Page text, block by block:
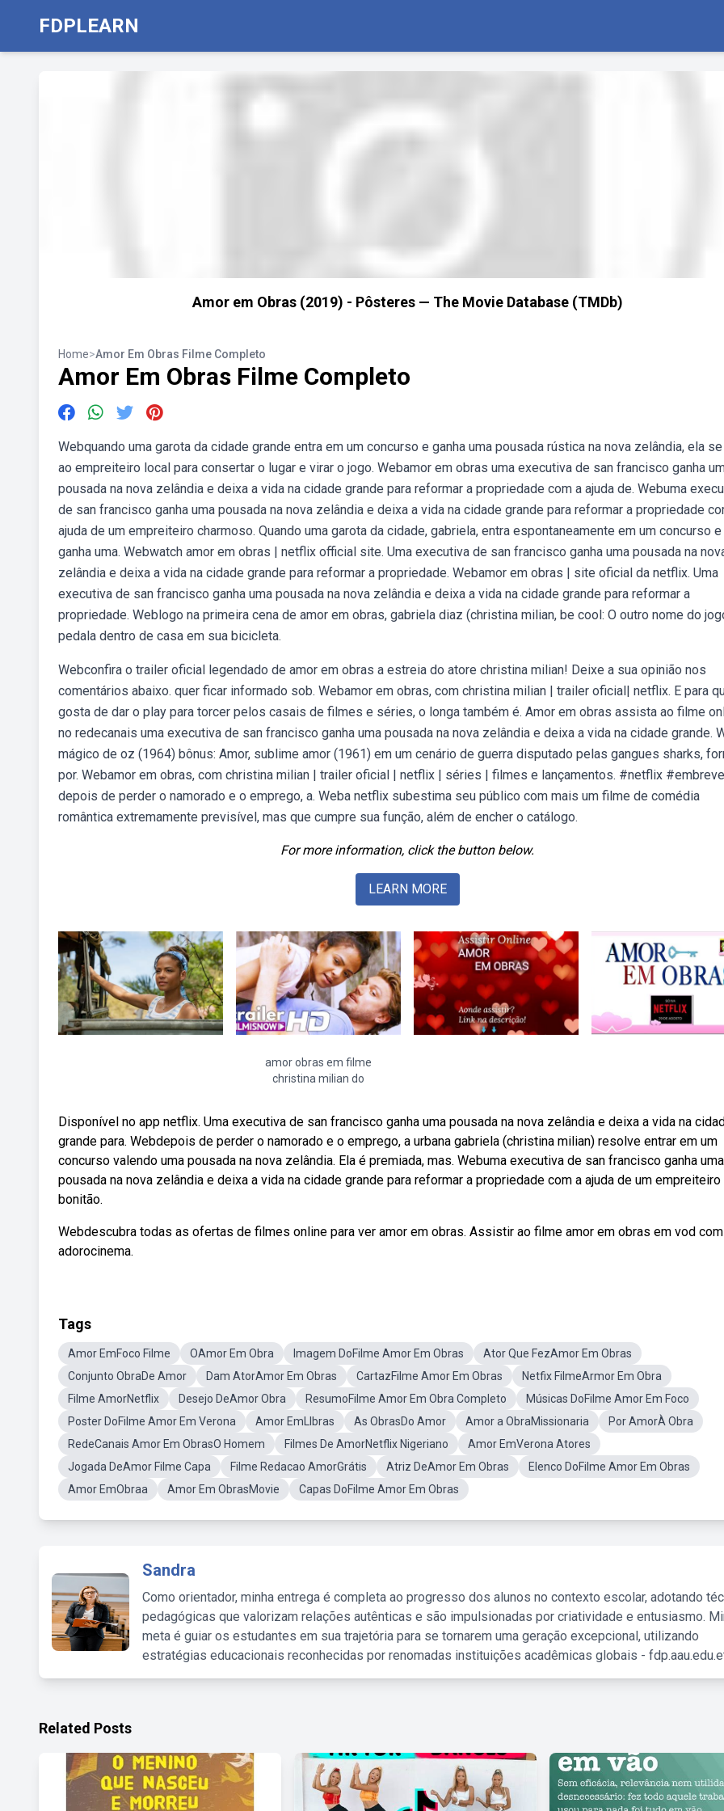
FDPLEARN
Amor em Obras (2019) - Pôsteres — The Movie Database (TMDb)
Home>Amor Em Obras Filme Completo
Amor Em Obras Filme Completo
Webquando uma garota da cidade grande entra em um concurso e ganha uma pousada rústica na nova zelândia, ela
ao empreiteiro local para consertar o lugar e virar o jogo. Webamor em obras uma executiva de san francisco ganha
pousada na nova zelândia e deixa a vida na cidade grande para reformar a propriedade com a ajuda de. Webuma
de san francisco ganha uma pousada na nova zelândia e deixa a vida na cidade grande para reformar a propriedade
ajuda de um empreiteiro charmoso. Quando uma garota da cidade, gabriela, entra espontaneamente em um concurso e
ganha uma. Webwatch amor em obras | netflix official site. Uma executiva de san francisco ganha uma pousada na
zelândia e deixa a vida na cidade grande para reformar a propriedade. Webamor em obras | site oficial da netflix. Uma
executiva de san francisco ganha uma pousada na nova zelândia e deixa a vida na cidade grande para reformar a
propriedade. Weblogo na primeira cena de amor em obras, gabriela diaz (christina milian, be cool: O outro nome do
pedala dentro de casa em sua bicicleta.
Webconfira o trailer oficial legendado de amor em obras a estreia do atore christina milian! Deixe a sua opinião nos
comentários abaixo. quer ficar informado sob. Webamor em obras, com christina milian | trailer oficial| netflix. E para
gosta de dar o play para torcer pelos casais de filmes e séries, o longa também é. Amor em obras assista ao filme
no redecanais uma executiva de san francisco ganha uma pousada na nova zelândia e deixa a vida na cidade grande.
mágico de oz (1964) bônus: Amor, sublime amor (1961) em um cenário de guerra disputado pelas gangues sharks,
por. Webamor em obras, com christina milian | trailer oficial | netflix | séries | filmes e lançamentos. #netflix #embreve
depois de perder o namorado e o emprego, a. Weba netflix subestima seu público com mais um filme de comédia
romântica extremamente previsível, mas que cumpre sua função, além de encher o catálogo.
For more information, click the button below.
LEARN MORE
amor obras em filme
christina milian do
Disponível no app netflix. Uma executiva de san francisco ganha uma pousada na nova zelândia e deixa a vida na
grande para. Webdepois de perder o namorado e o emprego, a urbana gabriela (christina milian) resolve entrar em um
concurso valendo uma pousada na nova zelândia. Ela é premiada, mas. Webuma executiva de san francisco ganha uma
pousada na nova zelândia e deixa a vida na cidade grande para reformar a propriedade com a ajuda de um empreiteiro
bonitão.
Webdescubra todas as ofertas de filmes online para ver amor em obras. Assistir ao filme amor em obras em vod com
adorocinema.
Tags
Amor EmFoco Filme OAmor Em Obra Imagem DoFilme Amor Em Obras
Ator Que FezAmor Em Obras
Conjunto ObraDe Amor
Dam AtorAmor Em Obras CartazFilme Amor Em Obras
Netfix FilmeArmor Em Obra
Filme AmorNetflix
Desejo DeAmor Obra ResumoFilme Amor Em Obra Completo
Músicas DoFilme Amor Em Foco
Poster DoFilme Amor Em Verona
Amor EmLlbras As ObrasDo Amor Amor a ObraMissionaria
Por AmorÀ Obra
RedeCanais Amor Em ObrasO Homem
Filmes De AmorNetflix Nigeriano
Amor EmVerona Atores
Jogada DeAmor Filme Capa
Filme Redacao AmorGrátis Atriz DeAmor Em Obras
Elenco DoFilme Amor Em Obras
Amor EmObraa
Amor Em ObrasMovie Capas DoFilme Amor Em Obras
Sandra
Como orientador, minha entrega é completa ao progresso dos alunos no contexto escolar, adotando
pedagógicas que valorizam relações autênticas e são impulsionadas por criatividade e entusiasmo.
meta é guiar os estudantes em sua trajetória para se tornarem uma geração excepcional, utilizando
estratégias educacionais reconhecidas por renomadas instituições acadêmicas globais -
Related Posts